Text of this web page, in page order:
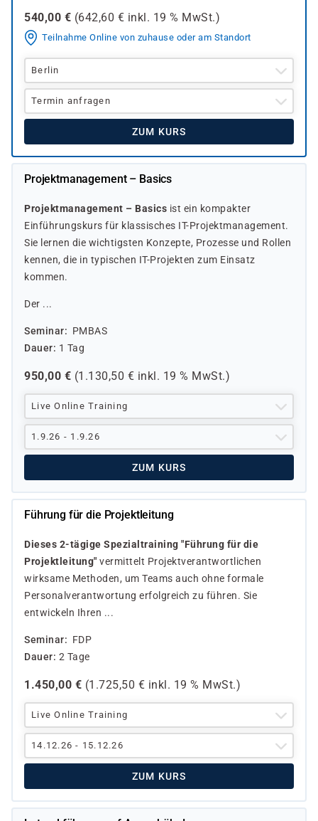
540,00 € (642,60 € inkl. 19 % MwSt.)
Teilnahme Online von zuhause oder am Standort
Berlin
Termin anfragen
ZUM KURS
Projektmanagement – Basics
Projektmanagement – Basics ist ein kompakter
Einführungskurs für klassisches IT-Projektmanagement.
Sie lernen die wichtigsten Konzepte, Prozesse und Rollen
kennen, die in typischen IT-Projekten zum Einsatz
kommen.
Der ...
Seminar
PMBAS
Dauer
1 Tag
950,00 € (1.130,50 € inkl. 19 % MwSt.)
Live Online Training
1.9.26 - 1.9.26
ZUM KURS
Führung für die Projektleitung
Dieses 2-tägige Spezialtraining "Führung für die
Projektleitung" vermittelt Projektverantwortlichen
wirksame Methoden, um Teams auch ohne formale
Personalverantwortung erfolgreich zu führen. Sie
entwickeln Ihren ...
Seminar
FDP
Dauer 2 Tage
1.450,00 € (1.725,50 € inkl. 19 % MwSt.)
Live Online Training
14.12.26 - 15.12.26
ZUM KURS